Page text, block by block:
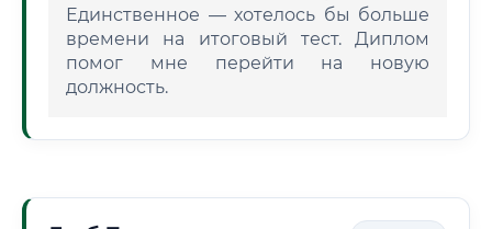
Единственное — хотелось бы больше
времени на итоговый тест. Диплом
помог мне перейти на новую
должность.